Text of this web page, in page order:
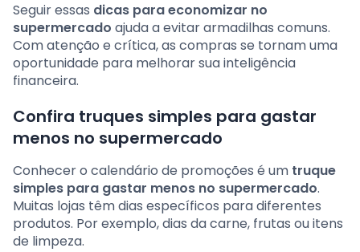
Seguir essas dicas para economizar no
supermercado ajuda a evitar armadilhas comuns.
Com atenção e crítica, as compras se tornam uma
oportunidade para melhorar sua inteligência
financeira.
Confira truques simples para gastar
menos no supermercado
Conhecer o calendário de promoções é um truque
simples para gastar menos no supermercado.
Muitas lojas têm dias específicos para diferentes
produtos. Por exemplo, dias da carne, frutas ou itens
de limpeza.